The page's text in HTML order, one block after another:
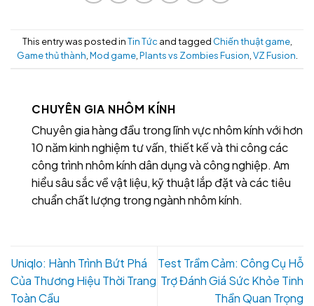
This entry was posted inTin Tức and tagged Chiến thuật game,
Game thủ thành,Mod game,Plants vs Zombies Fusion,VZ Fusion.
CHUYÊN GIA NHÔM KÍNH
Chuyên gia hàng đầu trong lĩnh vực nhôm kính với hơn
10 năm kinh nghiệm tư vấn, thiết kế và thi công các
công trình nhôm kính dân dụng và công nghiệp. Am
hiểu sâu sắc về vật liệu, kỹ thuật lắp đặt và các tiêu
chuẩn chất lượng trong ngành nhôm kính.
Uniqlo: Hành Trình Bứt Phá
Của Thương Hiệu Thời Trang
Toàn Cầu
Test Trầm Cảm: Công Cụ Hỗ
Trợ Đánh Giá Sức Khỏe Tinh
Thần Quan Trọng